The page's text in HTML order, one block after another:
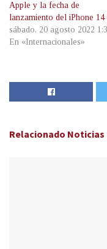
Apple y la fecha de
lanzamiento del iPhone 14
sábado, 20 agosto 2022
En «Internacionales»
Relacionado Noticias